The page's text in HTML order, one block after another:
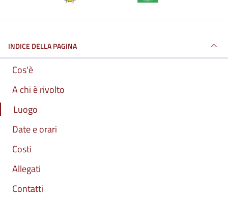
INDICE DELLA PAGINA
Cos'è
A chi è rivolto
Luogo
Date e orari
Costi
Allegati
Contatti